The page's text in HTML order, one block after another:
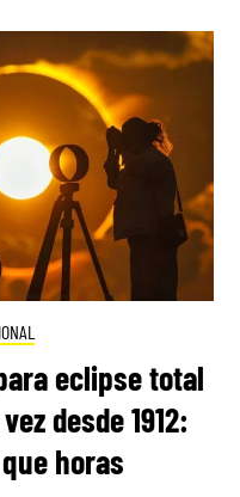
eclipse total
desde 1912:
horas